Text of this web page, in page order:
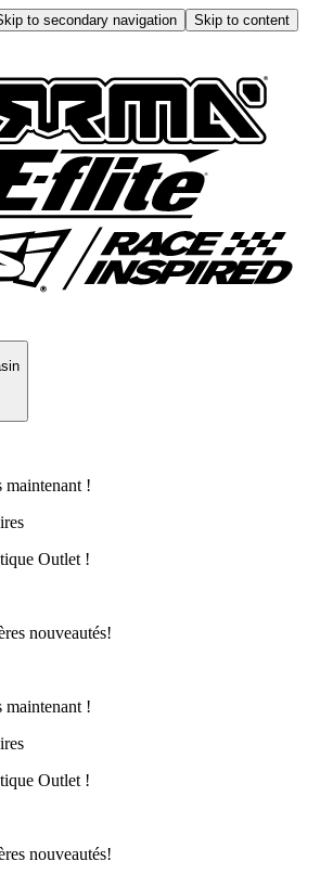
to secondary navigation
Skip to content
maintenant !
Outlet !
nouveautés!
maintenant !
Outlet !
nouveautés!